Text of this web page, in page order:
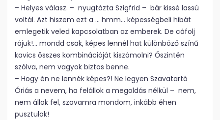
– Helyes válasz. – nyugtázta Szigfrid – bár kissé lassú
voltál. Azt hiszem ezt a … hmm… képességbeli hibát
emlegetik veled kapcsolatban az emberek. De cáfolj
rájuk!… mondd csak, képes lennél hat különböző színű
kavics összes kombinációját kiszámolni? Őszintén
szólva, nem vagyok biztos benne.
– Hogy én ne lennék képes?! Ne legyen Szavatartó
Óriás a nevem, ha felállok a megoldás nélkül – nem,
nem állok fel, szavamra mondom, inkább éhen
pusztulok!